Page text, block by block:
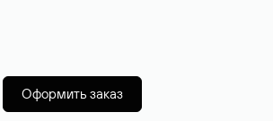
Оформить заказ